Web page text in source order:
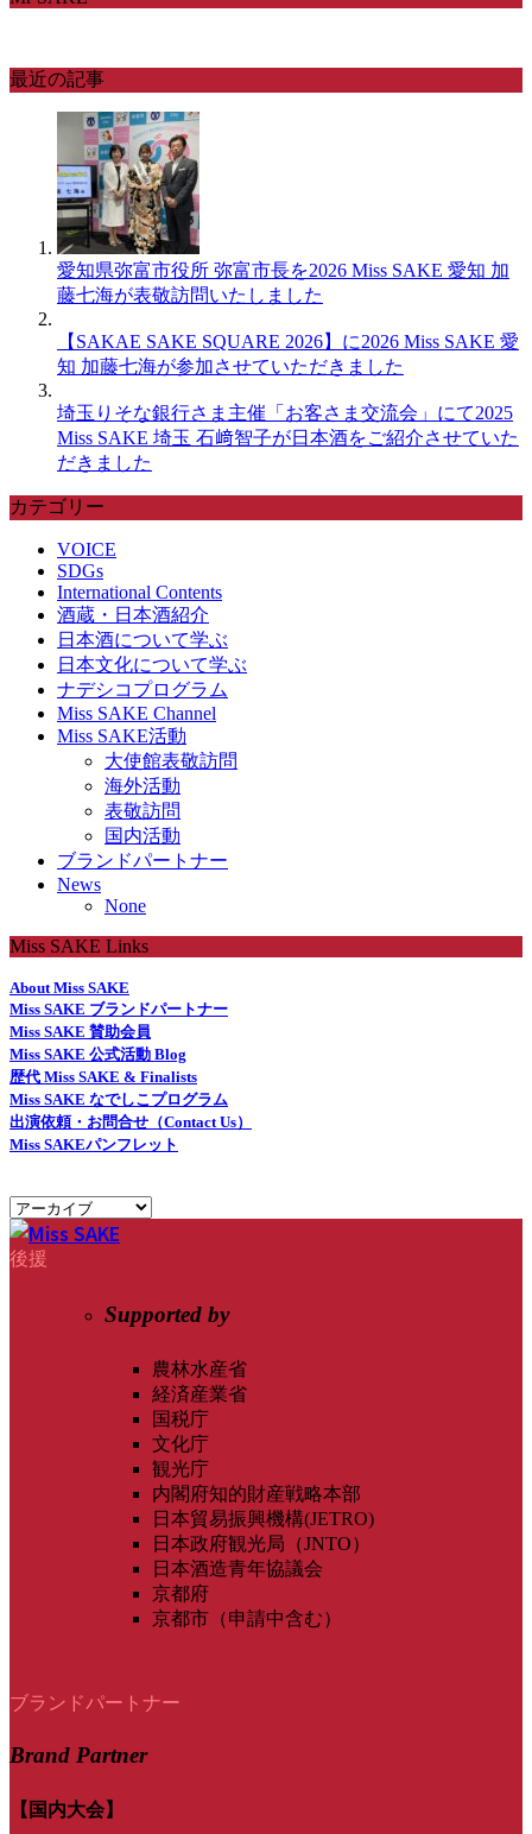
最近の記事
愛知県弥富市役所 弥富市長を2026 Miss SAKE 愛知 加
藤七海が表敬訪問いたしました
【SAKAE SAKE SQUARE 2026】に2026 Miss SAKE 愛
知 加藤七海が参加させていただきました
埼玉りそな銀行さま主催「お客さま交流会」にて2025
Miss SAKE 埼玉 石﨑智子が日本酒をご紹介させていた
だきました
カテゴリー
VOICE
SDGs
International Contents
酒蔵・日本酒紹介
日本酒について学ぶ
日本文化について学ぶ
ナデシコプログラム
Miss SAKE Channel
Miss SAKE活動
大使館表敬訪問
海外活動
表敬訪問
国内活動
ブランドパートナー
News
None
Miss SAKE Links
About Miss SAKE
Miss SAKE ブランドパートナー
Miss SAKE 賛助会員
Miss SAKE 公式活動 Blog
歴代 Miss SAKE & Finalists
Miss SAKE なでしこプログラム
出演依頼・お問合せ（Contact Us）
Miss SAKEパンフレット
後援
Supported by
農林水産省
経済産業省
国税庁
文化庁
観光庁
内閣府知的財産戦略本部
日本貿易振興機構(JETRO)
日本政府観光局（JNTO）
日本酒造青年協議会
京都府
京都市（申請中含む）
ブランドパートナー
Brand Partner
【国内大会】